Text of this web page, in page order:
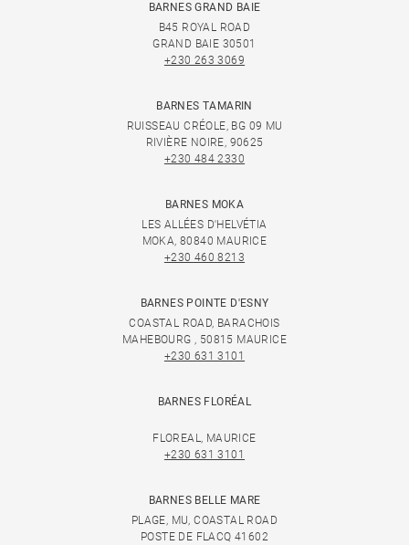
BARNES GRAND BAIE
B45 ROYAL ROAD
GRAND BAIE 30501
+230 263 3069
BARNES TAMARIN
RUISSEAU CRÉOLE, BG 09 MU
RIVIÈRE NOIRE, 90625
+230 484 2330
BARNES MOKA
LES ALLÉES D'HELVÉTIA
MOKA, 80840 MAURICE
+230 460 8213
BARNES POINTE D'ESNY
COASTAL ROAD, BARACHOIS
MAHEBOURG , 50815 MAURICE
+230 631 3101
BARNES FLORÉAL
FLOREAL, MAURICE
+230 631 3101
BARNES BELLE MARE
PLAGE, MU, COASTAL ROAD
POSTE DE FLACQ 41602